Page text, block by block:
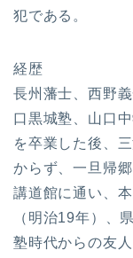
犯である。
経歴
長州藩士、西野
口黒城塾、山口
を卒業した後、
からず、一旦帰
講道館に通い、
（明治19年）、
塾時代からの友